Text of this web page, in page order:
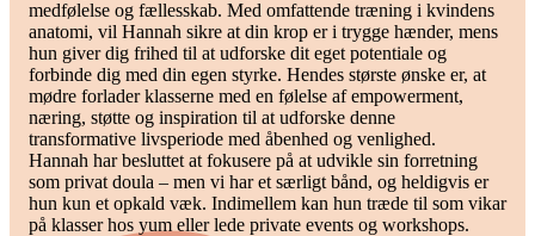
medfølelse og fællesskab. Med omfattende træning i kvindens
anatomi, vil Hannah sikre at din krop er i trygge hænder, mens
hun giver dig frihed til at udforske dit eget potentiale og
forbinde dig med din egen styrke. Hendes største ønske er, at
mødre forlader klasserne med en følelse af empowerment,
næring, støtte og inspiration til at udforske denne
transformative livsperiode med åbenhed og venlighed.
Hannah har besluttet at fokusere på at udvikle sin forretning
som privat doula – men vi har et særligt bånd, og heldigvis er
hun kun et opkald væk. Indimellem kan hun træde til som vikar
på klasser hos yum eller lede private events og workshops.